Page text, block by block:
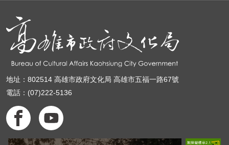
地址：802514 高雄市政府文化局 高雄市五福一路67號
電話：(07)222-5136